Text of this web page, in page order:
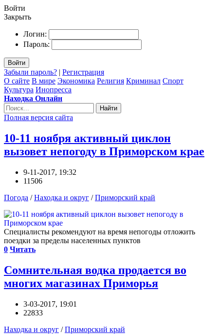
Войти
Закрыть
Логин:
Пароль:
Войти
Забыли пароль? | Регистрация
О сайте В мире Экономика Религия Криминал Спорт
Культура Инопресса
Находка Онлайн
Найти
Полная версия сайта
10-11 ноября активный циклон
вызовет непогоду в Приморском крае
9-11-2017, 19:32
11506
Погода /Находка и округ /Приморский край
Специалисты рекомендуют на время непогоды отложить
поездки за пределы населенных пунктов
0 Читать
Сомнительная водка продается во
многих магазинах Приморья
3-03-2017, 19:01
22833
Находка и округ /Приморский край